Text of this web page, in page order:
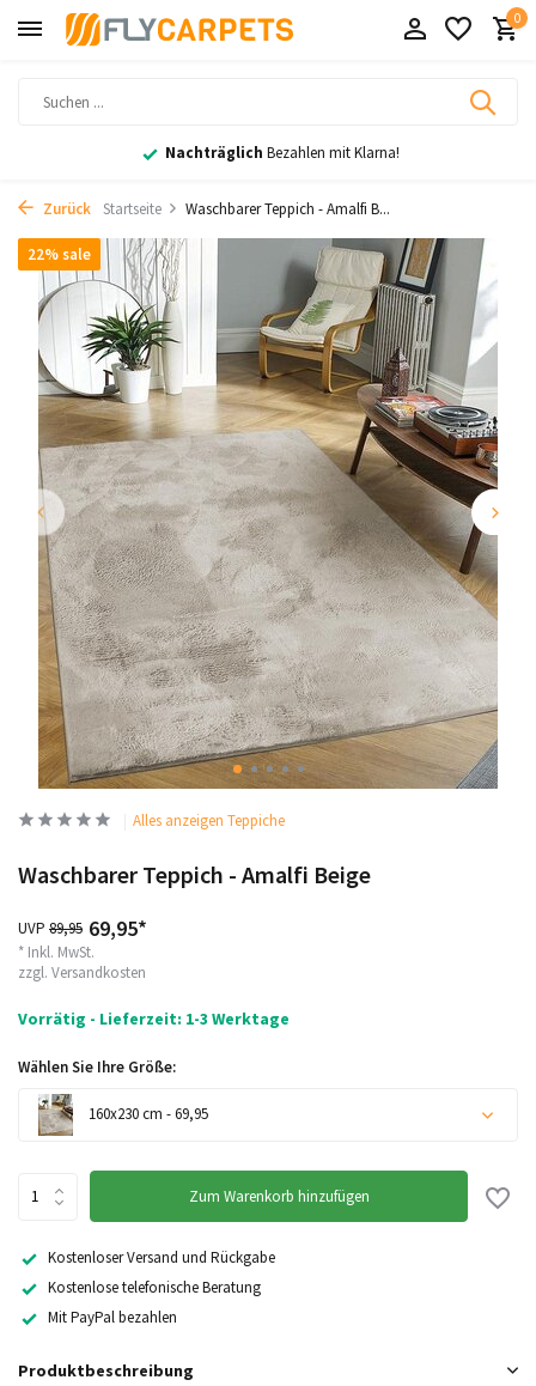
0
Nachträglich Bezahlen mit Klarna!
Zurück Startseite Waschbarer Teppich - Amalfi B...
22% sale
Alles anzeigen Teppiche
Waschbarer Teppich - Amalfi Beige
UVP 89,95 69,95*
* Inkl. MwSt.
zzgl. Versandkosten
Vorrätig - Lieferzeit: 1-3 Werktage
Wählen Sie Ihre Größe:
160x230 cm - 69,95
Zum Warenkorb hinzufügen
Kostenloser Versand und Rückgabe
Kostenlose telefonische Beratung
Mit PayPal bezahlen
Produktbeschreibung